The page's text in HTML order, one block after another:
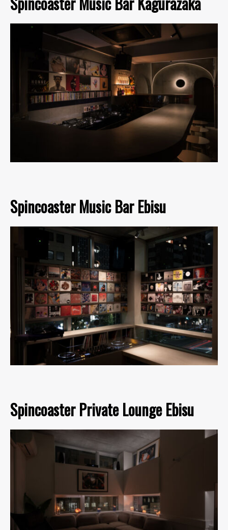
Spincoaster Music Bar Ebisu
Spincoaster Private Lounge Ebisu